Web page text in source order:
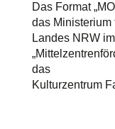
Das Format
das Ministerium
Landes NRW
das
Kulturzentrum